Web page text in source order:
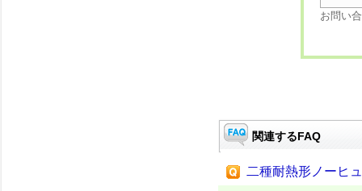
お問い
関連するFAQ
二種耐熱形ノーヒ